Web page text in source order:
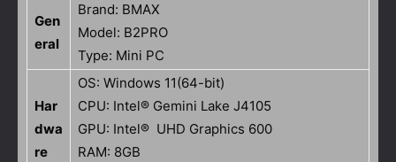
Gen
eral
Brand: BMAX
Model: B2PRO
Type: Mini PC
Har
dwa
re
OS: Windows 11(64-bit)
CPU: Intel® Gemini Lake J4105
GPU: Intel® UHD Graphics 600
RAM: 8GB